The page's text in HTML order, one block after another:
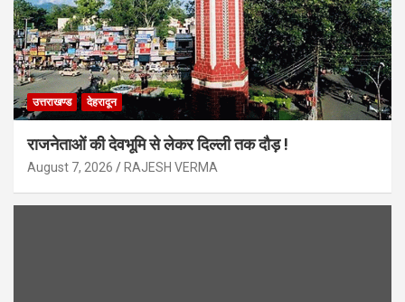
उत्तराखण्ड देहरादून
राजनेताओं की देवभूमि से लेकर दिल्ली तक दौड़ !
August 7, 2026 RAJESH VERMA